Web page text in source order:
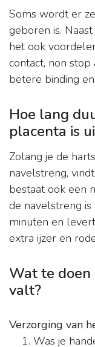
Soms wordt er
geboren is.
het ook
contact, non stop
betere binding
Hoe lang
placenta is
Zolang je de
navelstreng,
bestaat ook een
de navelstreng is
minuten en
extra ijzer en
Wat te
valt?
Verzorging van
Was je